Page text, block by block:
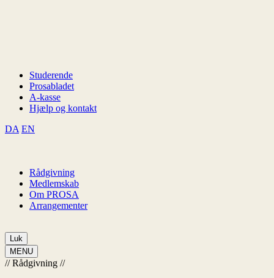
Studerende
Prosabladet
A-kasse
Hjælp og kontakt
DA EN
Rådgivning
Medlemskab
Om PROSA
Arrangementer
Luk
MENU
// Rådgivning //